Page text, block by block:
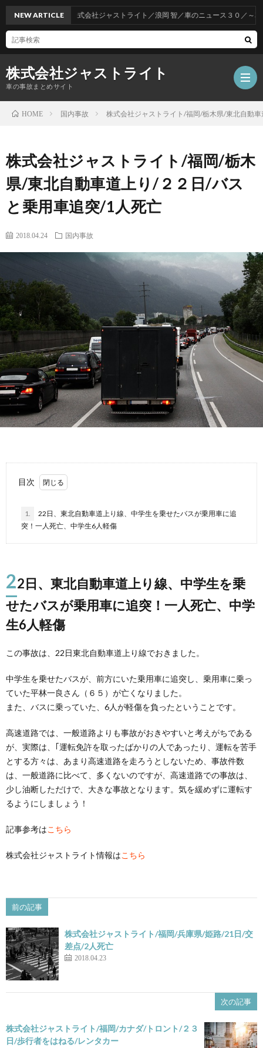
株式会社ジャストライト
車の事故まとめサイト
故
運
転
NEW ARTICLE株式会社ジャストライト／浪岡 智／車のニュース３０／～車を
HOME 国内事故 株式会社ジャストライト/福岡/栃木県/東北自動
株式会社ジャストライト/福岡/栃木
県/東北自動車道上り/２２日/バス
と乗用車追突/1人死亡
2018.04.24 国内事故
目次
1.
22日、東北自動車道上り線、中学生を乗せたバスが乗用車に追
突！一人死亡、中学生6人軽傷
22日、東北自動車道上り線、中学生を乗
せたバスが乗用車に追突！一人死亡、中学
生6人軽傷
この事故は、22日東北自動車道上り線でおきました。
中学生を乗せたバスが、前方にいた乗用車に追突し、乗用車に乗っ
ていた平林一良さん（６５）が亡くなりました。
また、バスに乗っていた、6人が軽傷を負ったということです。
高速道路では、一般道路よりも事故がおきやすいと考えがちである
が、実際は、｢運転免許を取ったばかりの人であったり、運転を苦手
とする方々は、あまり高速道路を走ろうとしないため、事故件数
は、一般道路に比べて、多くないのですが、高速道路での事故は、
少し油断しただけで、大きな事故となります。気を緩めずに運転す
るようにしましょう！
記事参考はこちら
株式会社ジャストライト情報はこちら
前の記事
株式会社ジャストライト/福岡/兵庫県/姫路/21日/交
差点/2人死亡
2018.04.23
次の記事
株式会社ジャストライト/福岡/カナダ/トロント/２３
日/歩行者をはねる/レンタカー